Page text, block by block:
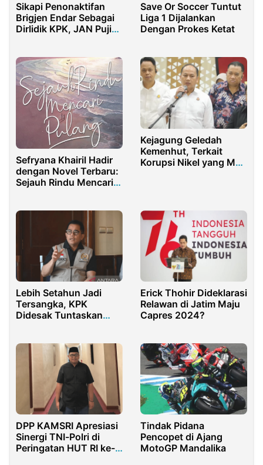
Sikapi Penonaktifan
Brigjen Endar Sebagai
Dirlidik KPK, JAN Puji
Korupsi Kapolri
Save Or Soccer Tuntut
Liga 1 Dijalankan
Dengan Prokes Ketat
Sefryana Khairil Hadir
dengan Novel Terbaru:
Sejauh Rindu Mencari
Kejagung Geledah
Kemenhut, Terkait
Korupsi Nikel yang Mati
Lebih Setahun Jadi
Tersangka, KPK
Didesak Tuntaskan
Erick Thohir Dideklarasi
Relawan di Jatim Maju
Capres 2024?
DPP KAMSRI Apresiasi
Sinergi TNI-Polri di
Peringatan HUT RI ke-
Tindak Pidana
Pencopet di Ajang
MotoGP Mandalika